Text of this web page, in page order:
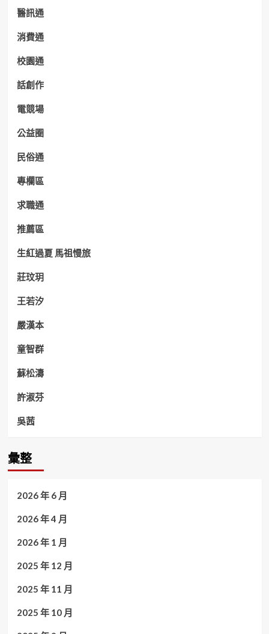
醫訊通
消費通
校園通
話創作
電競場
公益圈
民俗通
專欄區
求職通
推薦區
生紅過夏 馬祖慢旅
莊玟玥
王若汐
嚴漢本
童智群
蘇松濤
許淑芬
吳茜
彙整
2026 年 6 月
2026 年 4 月
2026 年 1 月
2025 年 12 月
2025 年 11 月
2025 年 10 月